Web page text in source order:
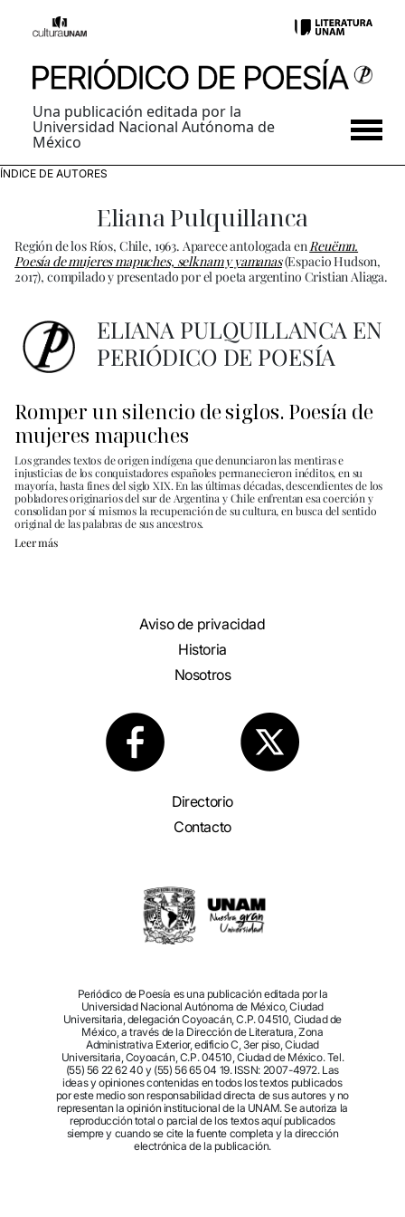
Una publicación editada por la
Universidad Nacional Autónoma de
México
ÍNDICE DE AUTORES
Eliana Pulquillanca
Región de los Ríos, Chile, 1963. Aparece antologada enReuëmn.
Poesía de mujeres mapuches, selknam y yamanas(Espacio Hudson,
2017), compilado y presentado por el poeta argentino Cristian Aliaga.
ELIANA PULQUILLANCA EN
PERIÓDICO DE POESÍA
Romper un silencio de siglos. Poesía de
mujeres mapuches
Los grandes textos de origen indígena que denunciaron las mentiras e
injusticias de los conquistadores españoles permanecieron inéditos, en su
mayoría, hasta fines del siglo XIX. En las últimas décadas, descendientes de los
pobladores originarios del sur de Argentina y Chile enfrentan esa coerción y
consolidan por sí mismos la recuperación de su cultura, en busca del sentido
original de las palabras de sus ancestros.
Leer más
Aviso de privacidad
Historia
Nosotros
Directorio
Contacto
Periódico de Poesía es una publicación editada por la
Universidad Nacional Autónoma de México, Ciudad
Universitaria, delegación Coyoacán, C.P. 04510, Ciudad de
México, a través de la Dirección de Literatura, Zona
Administrativa Exterior, edificio C, 3er piso, Ciudad
Universitaria, Coyoacán, C.P. 04510, Ciudad de México. Tel.
(55) 56 22 62 40 y (55) 56 65 04 19. ISSN: 2007-4972. Las
ideas y opiniones contenidas en todos los textos publicados
por este medio son responsabilidad directa de sus autores y no
representan la opinión institucional de la UNAM. Se autoriza la
reproducción total o parcial de los textos aquí publicados
siempre y cuando se cite la fuente completa y la dirección
electrónica de la publicación.